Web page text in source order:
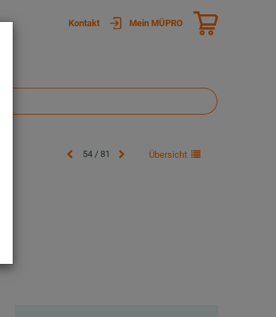
Kontakt Mein MÜPRO
54 / 81 Übersicht